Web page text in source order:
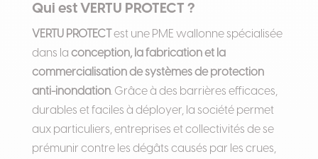
Qui est VERTU PROTECT ?
VERTU PROTECT
est une PME wallonne spécialisée
dans la conception, la fabrication et la
commercialisation de systèmes de protection
anti-inondation. Grâce à des barrières efficaces,
durables et faciles à déployer, la société permet
aux particuliers, entreprises et collectivités de se
prémunir contre les dégâts causés par les crues,